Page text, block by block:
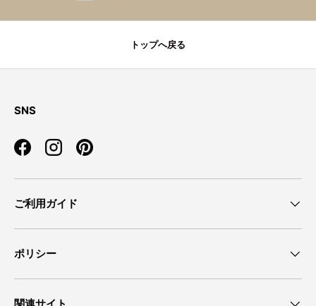
トップへ戻る
SNS
FacebookInstagramPinterest
ご利用ガイド
ポリシー